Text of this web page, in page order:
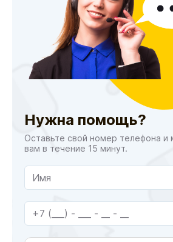
Нужна помощь?
Оставьте свой номер телефона и
вам в течение 15 минут.